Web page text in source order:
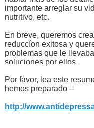
importante arreglar su
nutritivo, etc.
En breve, queremos
reduccíon exitosa y
problemas que le
soluciones por ellos.
Por favor, lea este
hemos preparado --
http://